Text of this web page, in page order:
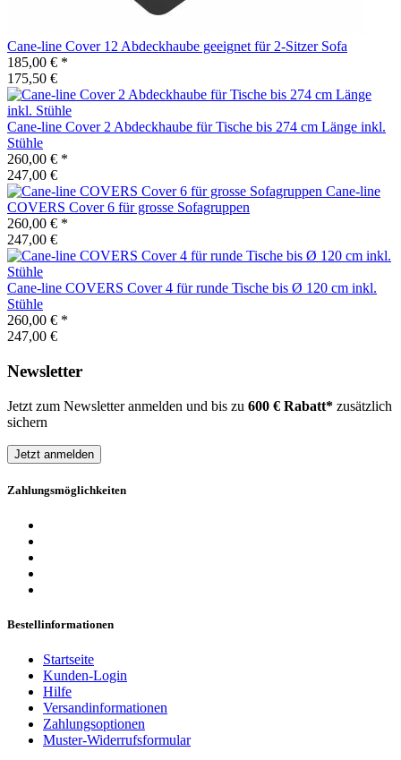
Cane-line Cover 12 Abdeckhaube geeignet für 2-Sitzer Sofa
185,00 € *
175,50 €
Cane-line Cover 2 Abdeckhaube für Tische bis 274 cm Länge inkl.
Stühle
260,00 € *
247,00 €
Cane-line
COVERS Cover 6 für grosse Sofagruppen
260,00 € *
247,00 €
Cane-line COVERS Cover 4 für runde Tische bis Ø 120 cm inkl.
Stühle
260,00 € *
247,00 €
Newsletter
Jetzt zum Newsletter anmelden und bis zu 600 € Rabatt* zusätzlich
sichern
Jetzt anmelden
Zahlungsmöglichkeiten
Bestellinformationen
Startseite
Kunden-Login
Hilfe
Versandinformationen
Zahlungsoptionen
Muster-Widerrufsformular